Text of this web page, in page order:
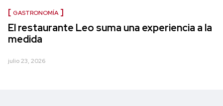
GASTRONOMÍA
El restaurante Leo suma una experiencia a la
medida
julio 23, 2026